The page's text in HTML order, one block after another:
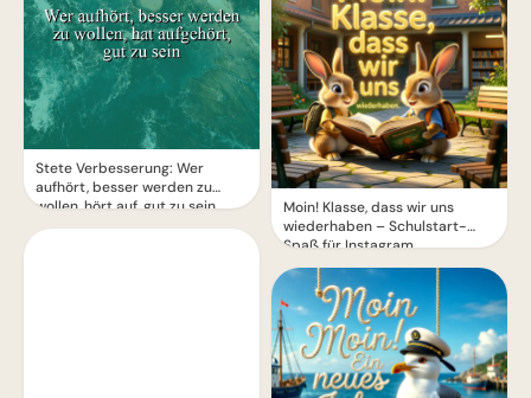
Stete Verbesserung: Wer
aufhört, besser werden zu
wollen, hört auf, gut zu sein
Moin! Klasse, dass wir uns
wiederhaben – Schulstart-
Spaß für Instagram